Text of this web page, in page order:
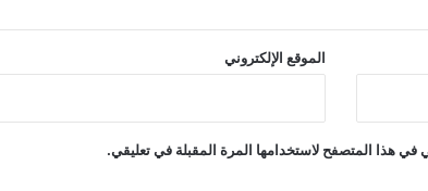
الموقع الإلكتروني
في هذا المتصفح لاستخدامها المرة المقبلة في تعليقي.